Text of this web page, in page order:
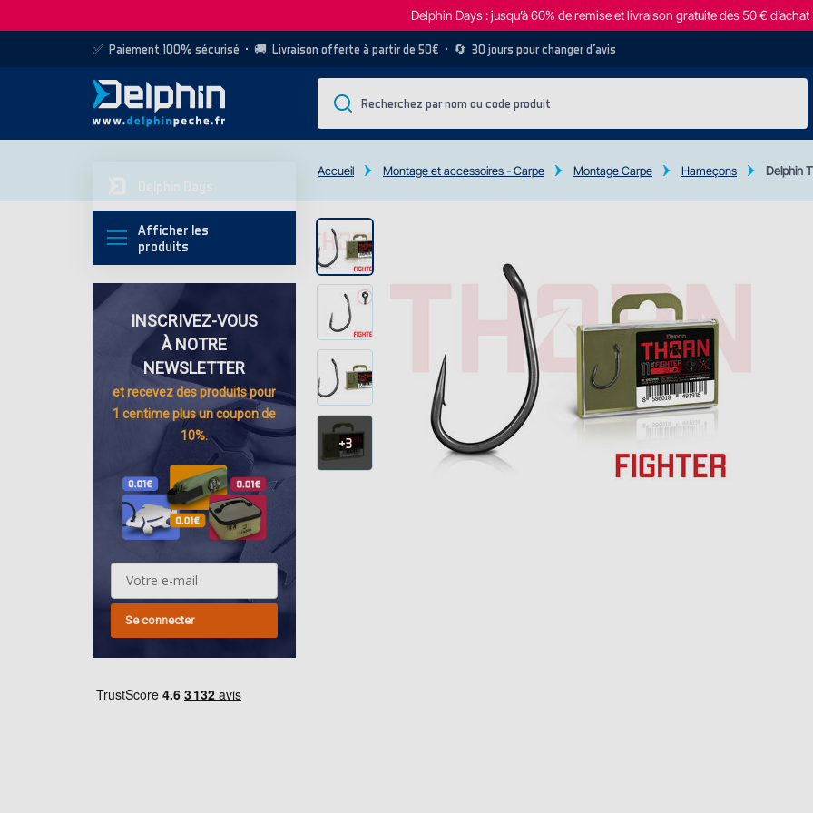
Delphin Days : jusqu’à 60% de remise et livraison gratuite dès 50 € d’achat
✅ Paiement 100% sécurisé • 🚚 Livraison offerte à partir de 50€ • 🔄 30 jours pour changer d’avis
Afficher les
produits
INSCRIVEZ-VOUS
À NOTRE
NEWSLETTER
et recevez desproduits pour
1 centimeplus un coupon de
10%.
Se connecter
Accueil Montage et accessoires - Carpe Montage Carpe Hameҫons Delphin
+3